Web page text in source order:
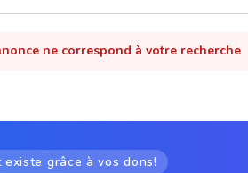
ne correspond à votre recherche
grâce à vos dons!